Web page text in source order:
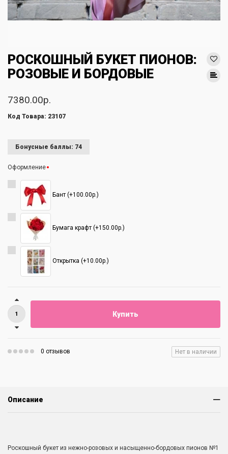
РОСКОШНЫЙ БУКЕТ ПИОНОВ:
РОЗОВЫЕ И БОРДОВЫЕ
7380.00р.
Код Товара: 23107
Бонусные баллы: 74
Оформление
Бант (+100.00р.)
Бумага крафт (+150.00р.)
Открытка (+10.00р.)
Купить
0 отзывов Нет в наличии
Описание
Роскошный букет из нежно-розовых и насыщенно-бордовых пионов №1